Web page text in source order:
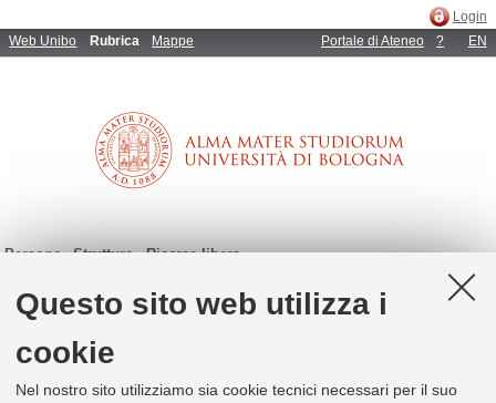
Questo sito web utilizza i
cookie
Nel nostro sito utilizziamo sia cookie tecnici necessari per il suo
Web Unibo Rubrica Mappe
Login
Portale di Ateneo
? EN
Persone Strutture Ricerca libera
Persone (p.e. Mario Archeologia; Rossi Apos; m.rossi@unibo.it)